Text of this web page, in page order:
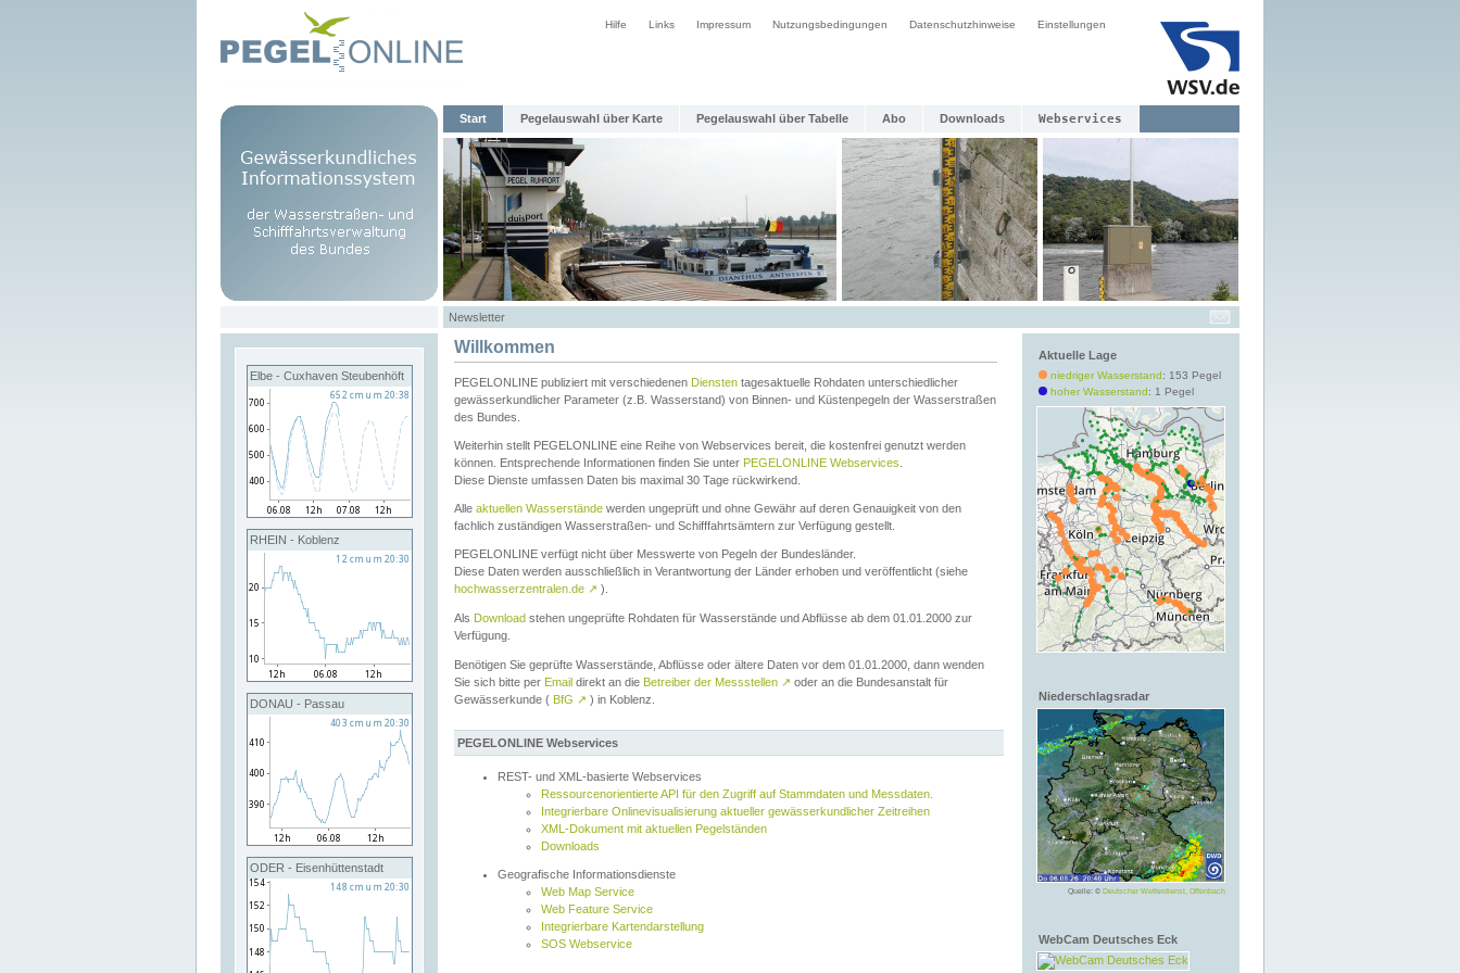
Hilfe Links Impressum Nutzungsbedingungen Datenschutzhinweise Einstellungen
Start Pegelauswahl über Karte Pegelauswahl über Tabelle Abo Downloads Webservices
Newsletter
Elbe - Cuxhaven Steubenhöft
RHEIN - Koblenz
DONAU - Passau
ODER - Eisenhüttenstadt
Aktuelle Lage
niedriger Wasserstand: 153 Pegel
hoher Wasserstand: 1 Pegel
Niederschlagsradar
Quelle: © Deutscher Wetterdienst, Offenbach
WebCam Deutsches Eck
Willkommen
PEGELONLINE publiziert mit verschiedenen Diensten tagesaktuelle Rohdaten unterschiedlicher
gewässerkundlicher Parameter (z.B. Wasserstand) von Binnen- und Küstenpegeln der Wasserstraßen
des Bundes.
Weiterhin stellt PEGELONLINE eine Reihe von Webservices bereit, die kostenfrei genutzt werden
können. Entsprechende Informationen finden Sie unter PEGELONLINE Webservices
Diese Dienste umfassen Daten bis maximal 30 Tage rückwirkend.
Alle aktuellen Wasserstände werden ungeprüft und ohne Gewähr auf deren Genauigkeit von den
fachlich zuständigen Wasserstraßen- und Schifffahrtsämtern zur Verfügung gestellt.
PEGELONLINE verfügt nicht über Messwerte von Pegeln der Bundesländer.
Diese Daten werden ausschließlich in Verantwortung der Länder erhoben und veröffentlicht (siehe
hochwasserzentralen.de ↗ ).
Als Download stehen ungeprüfte Rohdaten für Wasserstände und Abflüsse ab dem 01.01.2000 zur
Verfügung.
Benötigen Sie geprüfte Wasserstände, Abflüsse oder ältere Daten vor dem 01.01.2000, dann wenden
Sie sich bitte per Email direkt an die Betreiber der Messstellen ↗ oder an die Bundesanstalt für
Gewässerkunde ( BfG ↗ ) in Koblenz.
PEGELONLINE Webservices
REST- und XML-basierte Webservices
Ressourcenorientierte API für den Zugriff auf Stammdaten und Messdaten.
Integrierbare Onlinevisualisierung aktueller gewässerkundlicher Zeitreihen
XML-Dokument mit aktuellen Pegelständen
Downloads
Geografische Informationsdienste
Web Map Service
Web Feature Service
Integrierbare Kartendarstellung
SOS Webservice